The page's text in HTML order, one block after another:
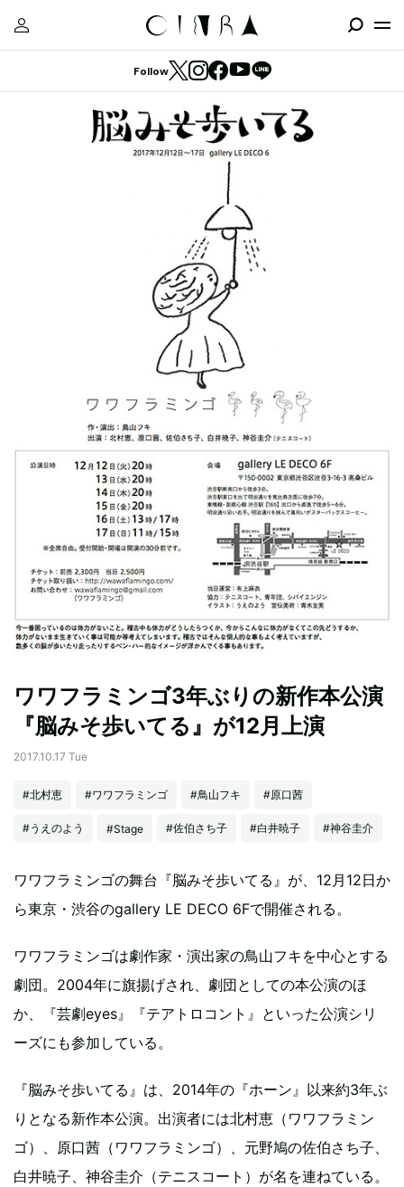
Follow
ワワフラミンゴ3年ぶりの新作本公演
『脳みそ歩いてる』が12月上演
2017.10.17 Tue
#北村恵 #ワワフラミンゴ #鳥山フキ #原口茜
#うえのよう #Stage #佐伯さち子 #白井暁子 #神谷圭介
ワワフラミンゴの舞台『脳みそ歩いてる』が、12月12日か
ら東京・渋谷のgallery LE DECO 6Fで開催される。
ワワフラミンゴは劇作家・演出家の鳥山フキを中心とする
劇団。2004年に旗揚げされ、劇団としての本公演のほ
か、『芸劇eyes』『テアトロコント』といった公演シリ
ーズにも参加している。
『脳みそ歩いてる』は、2014年の『ホーン』以来約3年ぶ
りとなる新作本公演。出演者には北村恵（ワワフラミン
ゴ）、原口茜（ワワフラミンゴ）、元野鳩の佐伯さち子、
白井暁子、神谷圭介（テニスコート）が名を連ねている。